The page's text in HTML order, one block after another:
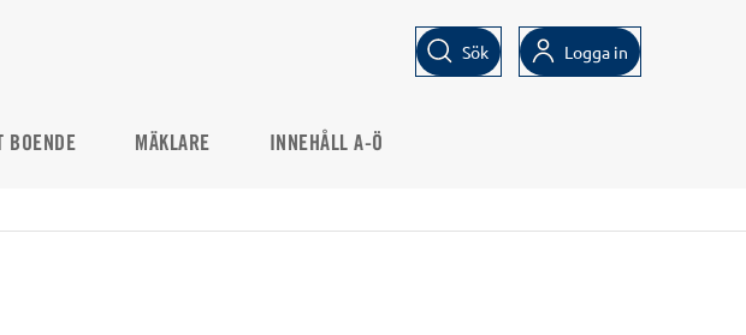
Sök Logga in
BOENDE MÄKLARE INNEHÅLL A-Ö